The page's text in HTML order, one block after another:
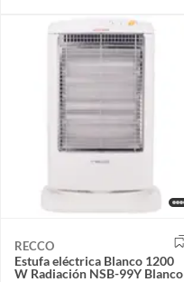
RECCO
Estufa eléctrica Blanco 1200
W Radiación NSB-99Y Blanco